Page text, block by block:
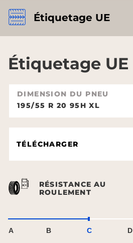
Étiquetage UE
Étiquetage UE
DIMENSION DU PNEU
195/55 R 20 95H XL
TÉLÉCHARGER
RÉSISTANCE AU
ROULEMENT
A B C D